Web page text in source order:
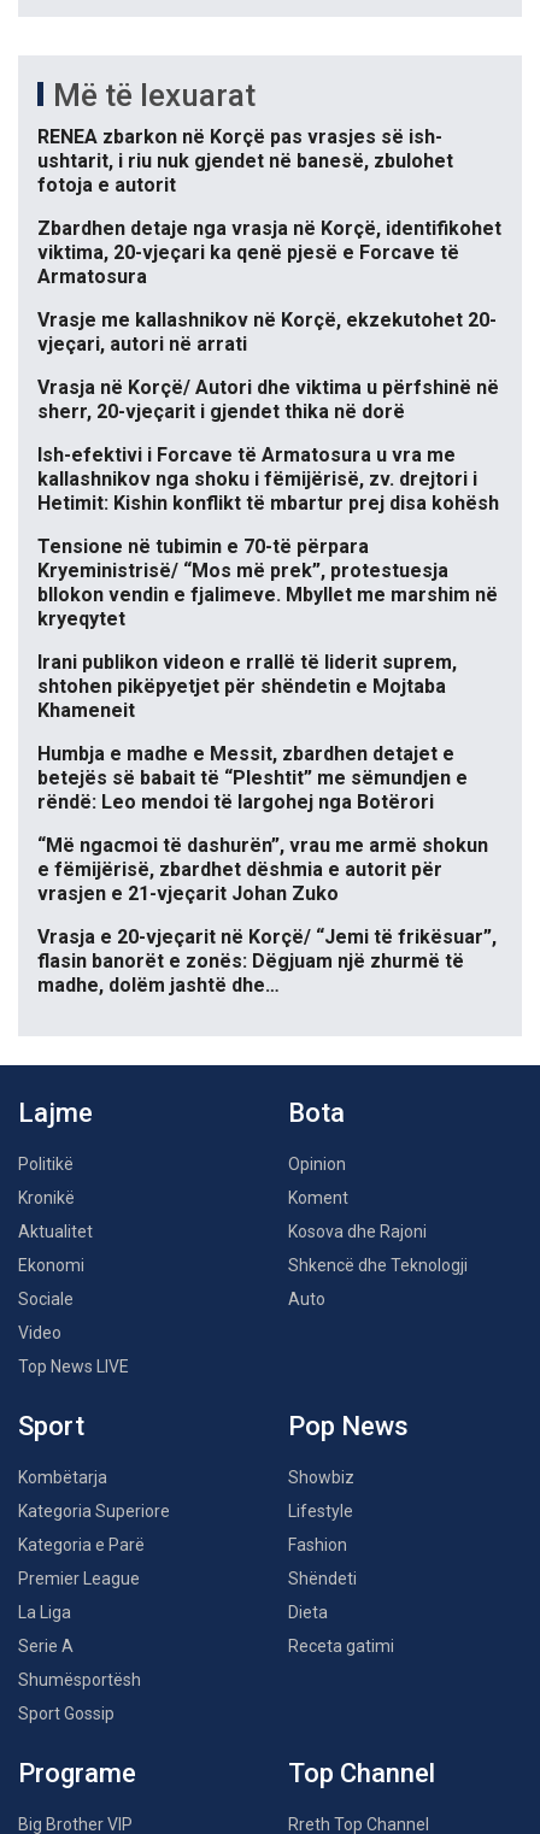
Më të lexuarat
RENEA zbarkon në Korçë pas vrasjes së ish-
ushtarit, i riu nuk gjendet në banesë, zbulohet
fotoja e autorit
Zbardhen detaje nga vrasja në Korçë, identifikohet
viktima, 20-vjeçari ka qenë pjesë e Forcave të
Armatosura
Vrasje me kallashnikov në Korçë, ekzekutohet 20-
vjeçari, autori në arrati
Vrasja në Korçë/ Autori dhe viktima u përfshinë në
sherr, 20-vjeçarit i gjendet thika në dorë
Ish-efektivi i Forcave të Armatosura u vra me
kallashnikov nga shoku i fëmijërisë, zv. drejtori i
Hetimit: Kishin konflikt të mbartur prej disa kohësh
Tensione në tubimin e 70-të përpara
Kryeministrisë/ “Mos më prek”, protestuesja
bllokon vendin e fjalimeve. Mbyllet me marshim në
kryeqytet
Irani publikon videon e rrallë të liderit suprem,
shtohen pikëpyetjet për shëndetin e Mojtaba
Khameneit
Humbja e madhe e Messit, zbardhen detajet e
betejës së babait të “Pleshtit” me sëmundjen e
rëndë: Leo mendoi të largohej nga Botërori
“Më ngacmoi të dashurën”, vrau me armë shokun
e fëmijërisë, zbardhet dëshmia e autorit për
vrasjen e 21-vjeçarit Johan Zuko
Vrasja e 20-vjeçarit në Korçë/ “Jemi të frikësuar”,
flasin banorët e zonës: Dëgjuam një zhurmë të
madhe, dolëm jashtë dhe…
Lajme
Politikë
Kronikë
Aktualitet
Ekonomi
Sociale
Video
Top News LIVE
Bota
Opinion
Koment
Kosova dhe Rajoni
Shkencë dhe Teknologji
Auto
Sport
Kombëtarja
Kategoria Superiore
Kategoria e Parë
Premier League
La Liga
Serie A
Shumësportësh
Sport Gossip
Pop News
Showbiz
Lifestyle
Fashion
Shëndeti
Dieta
Receta gatimi
Programe
Big Brother VIP
Top Channel
Rreth Top Channel